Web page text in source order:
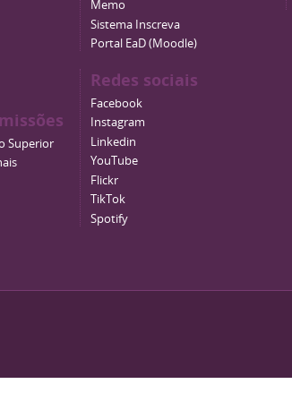
Superior
Memo
Sistema Inscreva
Portal EaD (Moodle)
Redes sociais
Facebook
Instagram
Linkedin
YouTube
Flickr
TikTok
Spotify